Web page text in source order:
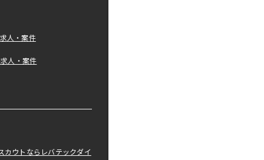
人・案件
人・案件
カウトならレバテックダイ